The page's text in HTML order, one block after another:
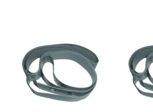
Pneu ABC
Commander